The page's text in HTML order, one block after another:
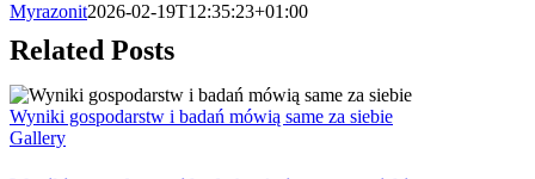
Myrazonit2026-02-19T12:35:23+01:00
Related Posts
Wyniki gospodarstw i badań mówią same za siebie
Gallery